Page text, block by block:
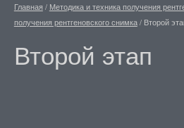
Главная / Методика и техника получения
получения рентгеновского снимка/ Второй
Второй этап